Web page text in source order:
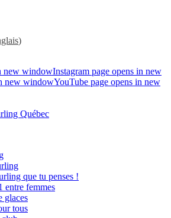
)
new windowInstagram page opens in new
new windowYouTube page opens in new
que tu penses !
entre femmes
glaces
tous